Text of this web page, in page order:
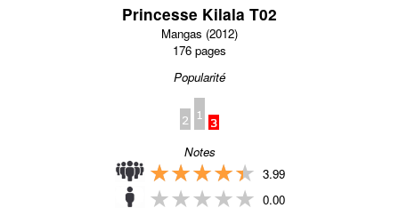
Princesse Kilala T02
Mangas (2012)
176 pages
Popularité
Notes
★★★★★
★★★★★ 3.99
★★★★★
★★★★★ 0.00